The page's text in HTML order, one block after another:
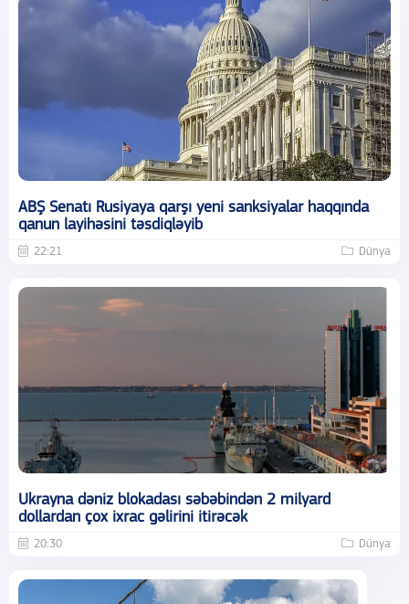
ABŞ Senatı Rusiyaya qarşı yeni sanksiyalar haqqında
qanun layihəsini təsdiqləyib
22:21 Dünya
Ukrayna dəniz blokadası səbəbindən 2 milyard
dollardan çox ixrac gəlirini itirəcək
20:30 Dünya